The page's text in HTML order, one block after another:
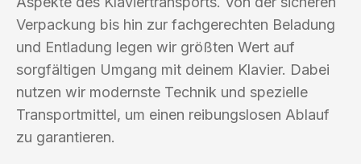
Verpackung bis hin zur fachgerechten Beladung
und Entladung legen wir größten Wert auf
sorgfältigen Umgang mit deinem Klavier. Dabei
nutzen wir modernste Technik und spezielle
Transportmittel, um einen reibungslosen Ablauf
zu garantieren.